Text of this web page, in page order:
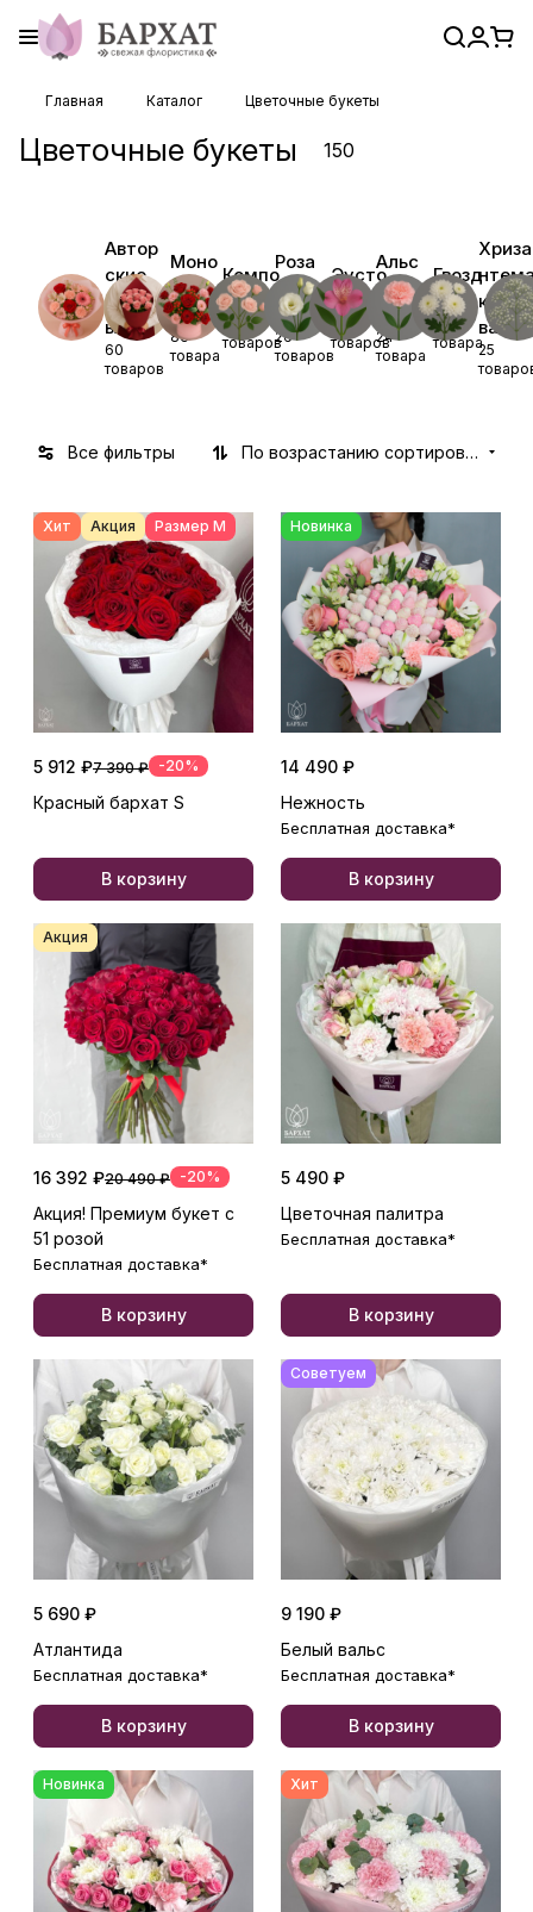
Главная Каталог Цветочные букеты
Цветочные букеты 150
Автор
ские
букет
ы
60
товаров
Моно
буке
ты
83
товара
Компо
зиции
20
товаров
Роза
кусто
вая
26
товаров
Эусто
ма
16
товаров
Альс
тром
ерия
24
товара
Гвозд
ика
32
товара
Хриза
кусто
вая
25
Все фильтры По возрастанию сортировки
Хит Акция Размер М
5 912 ₽7 390 ₽ -20%
Красный бархат S
В корзину
Новинка
14 490 ₽
Нежность
Бесплатная доставка*
В корзину
Акция
16 392 ₽20 490 ₽ -20%
Акция! Премиум букет с
51 розой
Бесплатная доставка*
В корзину
5 490 ₽
Цветочная палитра
Бесплатная доставка*
В корзину
5 690 ₽
Атлантида
Бесплатная доставка*
В корзину
Советуем
9 190 ₽
Белый вальс
Бесплатная доставка*
В корзину
Новинка Хит